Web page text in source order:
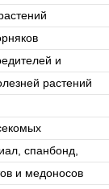
и
растений
спанбонд,
и медоносов